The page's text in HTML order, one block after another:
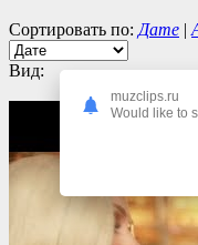
Сортировать по: Дате |
Вид:
muzclips.ru
Would like to